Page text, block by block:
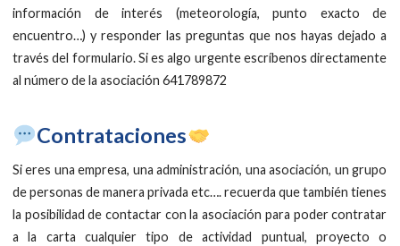
información de interés (meteorología, punto exacto de
encuentro…) y responder las preguntas que nos hayas dejado a
través del formulario. Si es algo urgente escríbenos directamente
al número de la asociación 641789872
​Contrataciones
Si eres una empresa, una administración, una asociación, un grupo
de personas de manera privada etc…. recuerda que también tienes
la posibilidad de contactar con la asociación para poder contratar
a la carta cualquier tipo de actividad puntual, proyecto o